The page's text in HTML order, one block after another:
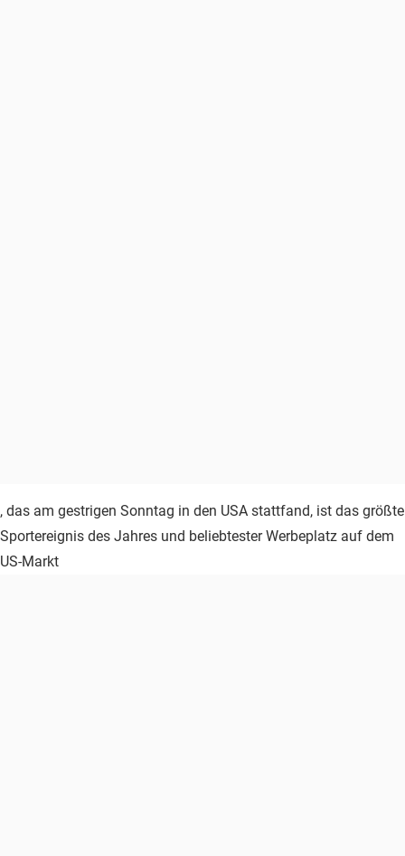
, das am gestrigen Sonntag in den USA stattfand, ist das größte
Sportereignis des Jahres und beliebtester Werbeplatz auf dem
US-Markt